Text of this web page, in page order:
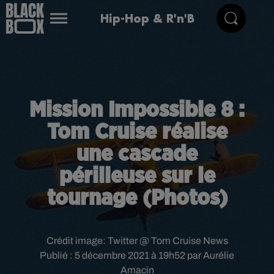
Hip-Hop & R'n'B
Mission Impossible 8 :
Tom Cruise réalise
une cascade
périlleuse sur le
tournage (Photos)
Publié : 5 décembre 2021 à 19h52 par Aurélie
Amacin
Crédit image: Twitter @ Tom Cruise News